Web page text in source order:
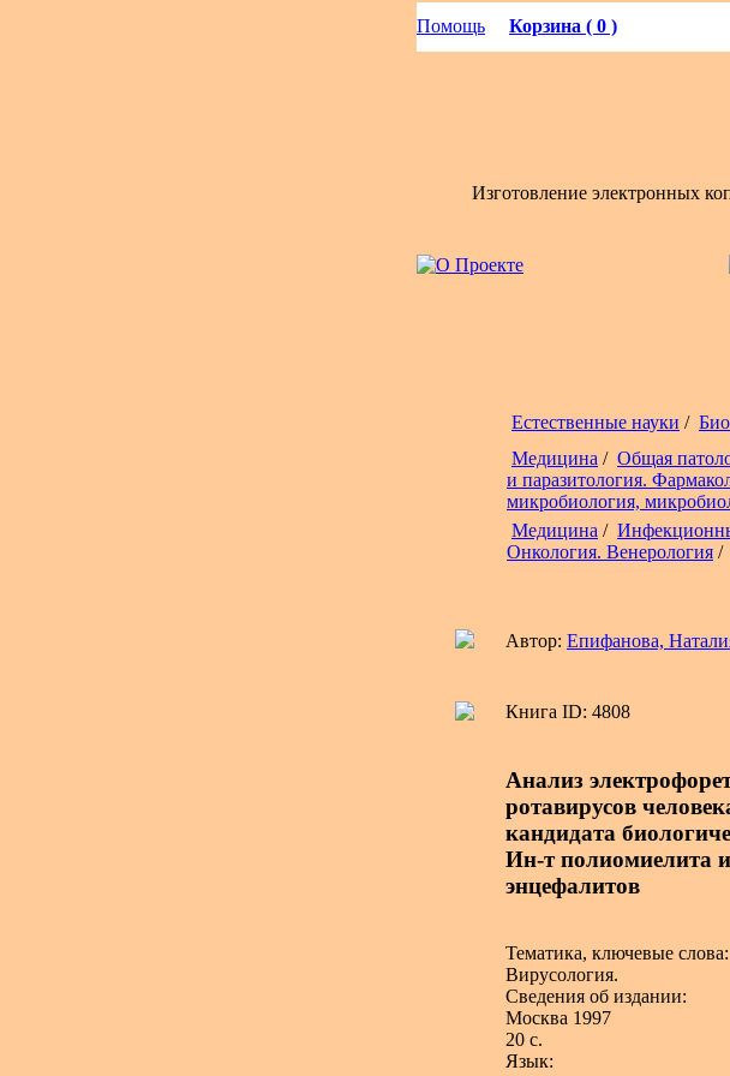
Помощь Корзина ( 0 )
Изготовление электронных
Естественные науки /
Медицина / Общая
и паразитология.
микробиология,
Медицина /
Онкология. Венерология /
Автор: Епифанова,
Книга ID: 4808
Анализ
ротавирусов
кандидата
Ин-т полиомиелита
энцефалитов
Тематика, ключевые слова:
Вирусология.
Сведения об издании:
Москва 1997
20 с.
Язык: